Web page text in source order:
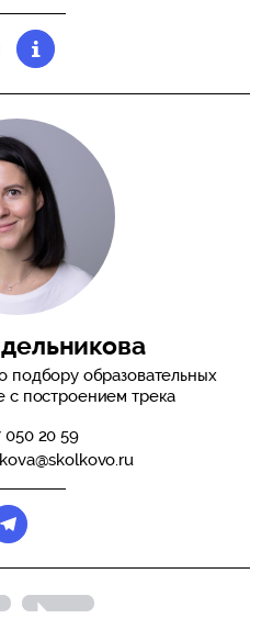
подбору образовательных
с построением трека
050 20 59